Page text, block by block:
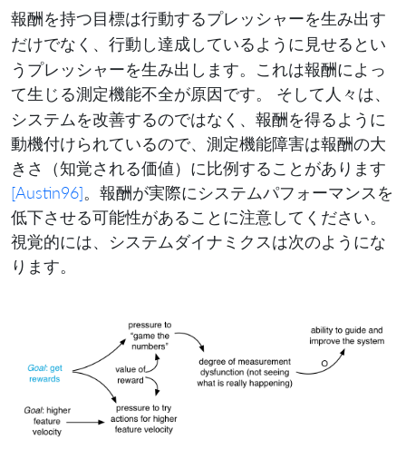
報酬 を持つ目標は行動するプレッシャーを生み出す
だけでなく、行動し達成しているように 見せる とい
うプレッシャーを生み出します。これは報酬によっ
て生じる測定機能不全が原因です。 そして人々は、
システムを改善するのではなく、報酬を得るように
動機付けられているので、測定機能障害は報酬の大
きさ（知覚される価値）に比例することがあります
[Austin96]。報酬が実際にシステムパフォーマンスを
低下させる可能性があることに注意してください。
視覚的には、システムダイナミクスは次のようにな
ります。